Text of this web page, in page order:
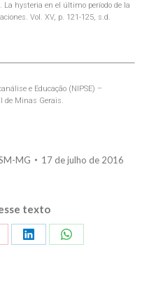
La hysteria en el último período de la
Vol. XV, p. 121-125, s.d.
e Educação (NIPSE) –
de Minas Gerais.
MG 17 de julho de 2016
texto
Share
Share